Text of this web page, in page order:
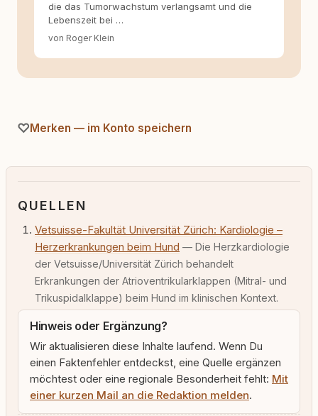
die das Tumorwachstum verlangsamt und die
Lebenszeit bei …
von Roger Klein
Merken — im Konto speichern
QUELLEN
Vetsuisse-Fakultät Universität Zürich: Kardiologie –
Herzerkrankungen beim Hund — Die Herzkardiologie
der Vetsuisse/Universität Zürich behandelt
Erkrankungen der Atrioventrikularklappen (Mitral- und
Trikuspidalklappe) beim Hund im klinischen Kontext.
Hinweis oder Ergänzung?
Wir aktualisieren diese Inhalte laufend. Wenn Du
einen Faktenfehler entdeckst, eine Quelle ergänzen
möchtest oder eine regionale Besonderheit fehlt: Mit
einer kurzen Mail an die Redaktion melden.